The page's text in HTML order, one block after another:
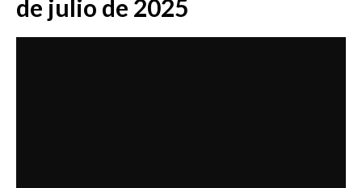
de julio de 2025